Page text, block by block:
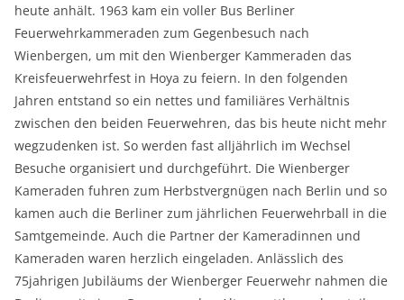
heute anhält. 1963 kam ein voller Bus Berliner
Feuerwehrkammeraden zum Gegenbesuch nach
Wienbergen, um mit den Wienberger Kammeraden das
Kreisfeuerwehrfest in Hoya zu feiern. In den folgenden
Jahren entstand so ein nettes und familiäres Verhältnis
zwischen den beiden Feuerwehren, das bis heute nicht mehr
wegzudenken ist. So werden fast alljährlich im Wechsel
Besuche organisiert und durchgeführt. Die Wienberger
Kameraden fuhren zum Herbstvergnügen nach Berlin und so
kamen auch die Berliner zum jährlichen Feuerwehrball in die
Samtgemeinde. Auch die Partner der Kameradinnen und
Kameraden waren herzlich eingeladen. Anlässlich des
75jahrigen Jubiläums der Wienberger Feuerwehr nahmen die